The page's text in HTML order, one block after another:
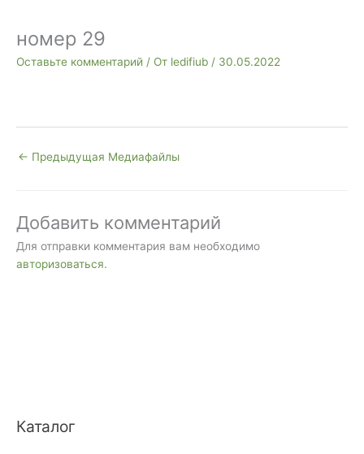
Каталог
номер 29
Оставьте комментарий / От ledifiub / 30.05.2022
← Предыдущая Медиафайлы
Добавить комментарий
Для отправки комментария вам необходимо
авторизоваться.